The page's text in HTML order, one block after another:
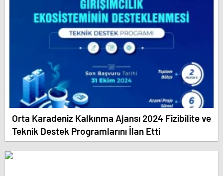
Orta Karadeniz Kalkınma Ajansı 2024 Fizibilite ve
Teknik Destek Programlarını İlan Etti